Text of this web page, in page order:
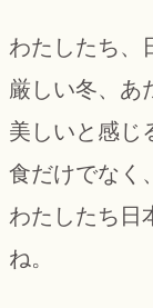
わたしたち、
厳しい冬、あ
美しいと感じ
食だけでなく
わたしたち日
ね。